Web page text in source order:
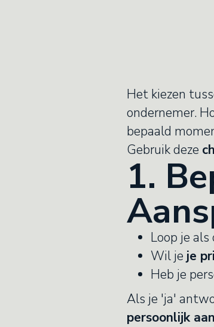
Het kiezen
ondernemer.
bepaald
Gebruik deze
1.
Loop je
Wil je je
Heb je
Als je 'ja'
persoonlijk